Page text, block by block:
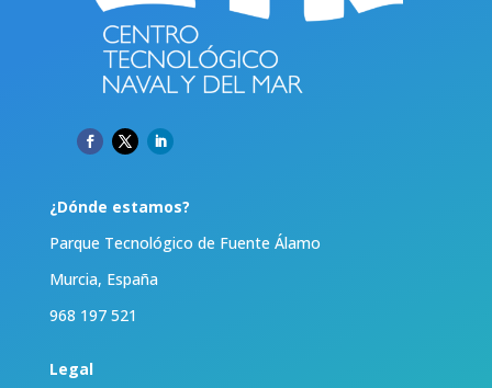
¿Dónde estamos?
Parque Tecnológico de Fuente Álamo
Murcia, España
968 197 521
Legal